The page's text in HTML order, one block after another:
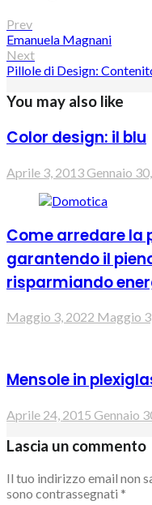
Prev
Emanuela Magnani
Next
Pillole di Design:
You may also like
Color design: il blu
Aprile 3, 2013Gennaio
Come arredare la
garantendo il
risparmiando
Maggio 3, 2022 Maggio
Mensole in
Aprile 24, 2015 Gennaio
Lascia un commento
Il tuo indirizzo email non
sono contrassegnati *